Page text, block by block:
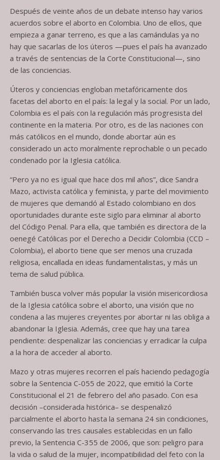
Después de veinte años de un debate intenso hay varios
acuerdos sobre el aborto en Colombia. Uno de ellos, que
empieza a ganar terreno, es que a las camándulas ya no
hay que sacarlas de los úteros —pues el país ha avanzado
a través de sentencias de la Corte Constitucional—, sino
de las conciencias.
Úteros y conciencias engloban metafóricamente dos
facetas del aborto en el país: la legal y la social. Por un lado,
Colombia es el país con la regulación más progresista del
continente en la materia. Por otro, es de las naciones con
más católicos en el mundo, donde abortar aún es
considerado un acto moralmente reprochable o un pecado
condenado por la Iglesia católica.
“Pero ya no es igual que hace dos mil años”, dice Sandra
Mazo, activista católica y feminista, y parte del movimiento
de mujeres que demandó al Estado colombiano en dos
oportunidades durante este siglo para eliminar al aborto
del Código Penal. Para ella, que también es directora de la
oenegé Católicas por el Derecho a Decidir Colombia (CCD –
Colombia), el aborto tiene que ser menos una cruzada
religiosa, encallada en ideas fundamentalistas, y más un
tema de salud pública.
También busca volver más popular la visión misericordiosa
de la Iglesia católica sobre el aborto, una visión que no
condena a las mujeres creyentes por abortar ni las obliga a
abandonar la Iglesia. Además, cree que hay una tarea
pendiente: despenalizar las conciencias y erradicar la culpa
a la hora de acceder al aborto.
Mazo y otras mujeres recorren el país haciendo pedagogía
sobre la Sentencia C-055 de 2022, que emitió la Corte
Constitucional el 21 de febrero del año pasado. Con esa
decisión –considerada histórica– se despenalizó
parcialmente el aborto hasta la semana 24 sin condiciones,
conservando las tres causales establecidas en un fallo
previo, la Sentencia C-355 de 2006, que son: peligro para
la vida o salud de la mujer, incompatibilidad del feto con la